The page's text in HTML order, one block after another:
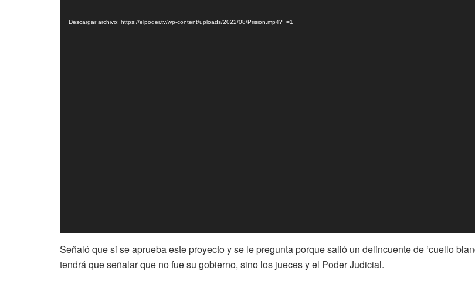
vídeo
Descargar archivo: https://elpoder.tv/wp-content/uploads/2022/08/Prision.mp4?_=1
Señaló que si se aprueba este proyecto y se le pregunta porque salió un delincuente de ‘cuello
tendrá que señalar que no fue su gobierno, sino los jueces y el Poder Judicial.